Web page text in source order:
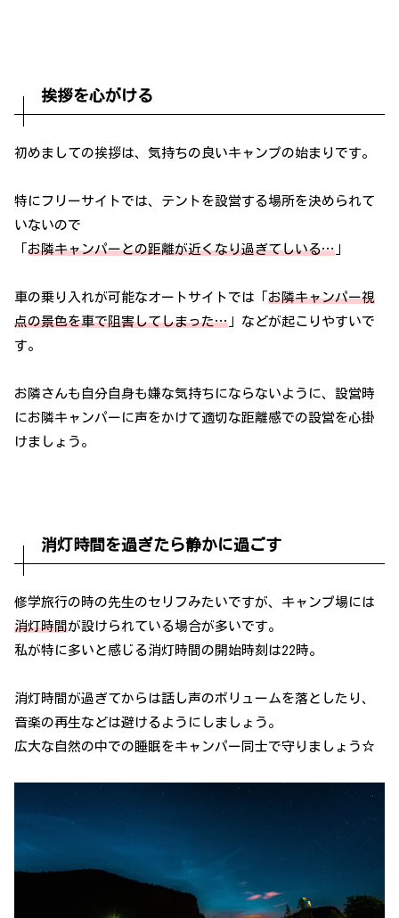
挨拶を心がける
初めましての挨拶は、気持ちの良いキャンプの始まりです。
特にフリーサイトでは、テントを設営する場所を決められて
いないので
お隣キャンパーとの距離が近くなり過ぎてしいる…
車の乗り入れが可能なオートサイトでは「 お隣キャンパー視
点の景色を車で阻害してしまった… 」などが起こりやすいで
す。
お隣さんも自分自身も嫌な気持ちにならないように、設営時
にお隣キャンパーに声をかけて適切な距離感での設営を心掛
けましょう。
消灯時間を過ぎたら静かに過ごす
修学旅行の時の先生のセリフみたいですが、キャンプ場には
消灯時間が設けられている場合が多いです。
私が特に多いと感じる消灯時間の開始時刻は22時。
消灯時間が過ぎてからは話し声のボリュームを落としたり、
音楽の再生などは避けるようにしましょう。
広大な自然の中での睡眠をキャンパー同士で守りましょう☆